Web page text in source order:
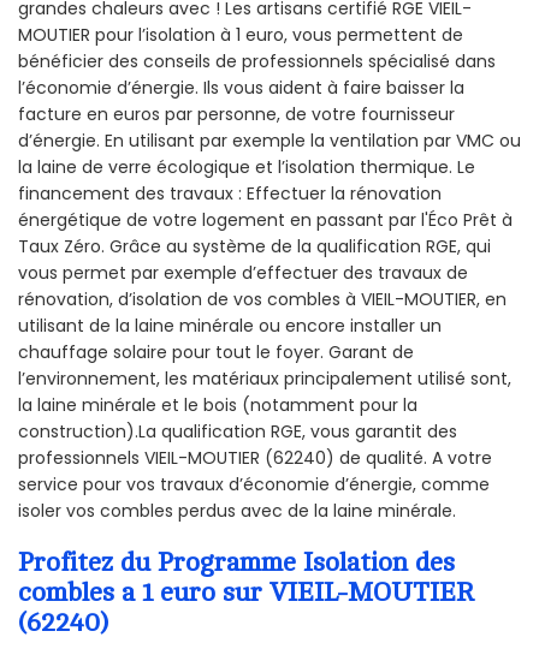
grandes chaleurs avec ! Les artisans certifié RGE VIEIL-
MOUTIER pour l’isolation à 1 euro, vous permettent de
bénéficier des conseils de professionnels spécialisé dans
l’économie d’énergie. Ils vous aident à faire baisser la
facture en euros par personne, de votre fournisseur
d’énergie. En utilisant par exemple la ventilation par VMC ou
la laine de verre écologique et l’isolation thermique. Le
financement des travaux : Effectuer la rénovation
énergétique de votre logement en passant par l'Éco Prêt à
Taux Zéro. Grâce au système de la qualification RGE, qui
vous permet par exemple d’effectuer des travaux de
rénovation, d’isolation de vos combles à VIEIL-MOUTIER, en
utilisant de la laine minérale ou encore installer un
chauffage solaire pour tout le foyer. Garant de
l’environnement, les matériaux principalement utilisé sont,
la laine minérale et le bois (notamment pour la
construction).La qualification RGE, vous garantit des
professionnels VIEIL-MOUTIER (62240) de qualité. A votre
service pour vos travaux d’économie d’énergie, comme
isoler vos combles perdus avec de la laine minérale.
Profitez du Programme Isolation des
combles a 1 euro sur VIEIL-MOUTIER
(62240)